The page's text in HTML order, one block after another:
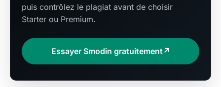
puis contrôlez le plagiat avant de choisir
Starter ou Premium.
Essayer Smodin gratuitement↗